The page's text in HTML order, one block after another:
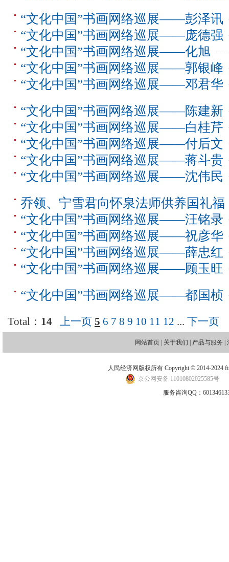
“文化中国”书画网络巡展——彭泽讯
“文化中国”书画网络巡展——庞德强
“文化中国”书画网络巡展——化旭
“文化中国”书画网络巡展——郭银峰
“文化中国”书画网络巡展——邓君华
“文化中国”书画网络巡展——陈建新
“文化中国”书画网络巡展——白桂芹
“文化中国”书画网络巡展——付后文
“文化中国”书画网络巡展——蒋斗贵
“文化中国”书画网络巡展——沈伟民
乔领、宁雪君向怀泉法师供养国礼福
“文化中国”书画网络巡展——汪铭录
“文化中国”书画网络巡展——祝彦华
“文化中国”书画网络巡展——薛忠红
“文化中国”书画网络巡展——顾玉旺
“文化中国”书画网络巡展——都国桢
Total： 14 上一页 5 6 7 8 9 10 11 12 ... 下一页
网站首页 关于我们 产品与服务
人民经济网版权所有 Copyright © 2014-2024
京公网安备 11010802025585号
服务咨询QQ：